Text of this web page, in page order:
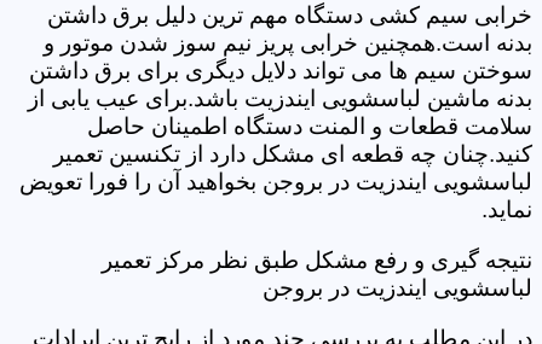
خرابی سیم کشی دستگاه مهم ترین دلیل برق داشتن
بدنه است.همچنین خرابی پریز نیم سوز شدن موتور و
سوختن سیم ها می تواند دلایل دیگری برای برق داشتن
بدنه ماشین لباسشویی ایندزیت باشد.برای عیب یابی از
سلامت قطعات و المنت دستگاه اطمینان حاصل
کنید.چنان چه قطعه ای مشکل دارد از تکنسین تعمیر
لباسشویی ایندزیت در بروجن بخواهید آن را فورا تعویض
نماید.
نتیجه گیری و رفع مشکل طبق نظر مرکز تعمیر
لباسشویی ایندزیت در بروجن
در این مطلب به بررسی چند مورد از رایج ترین ایرادات